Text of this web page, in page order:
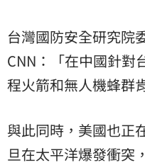
台灣國防安全研究院
CNN：「在中國針對
程火箭和無人機蜂群
與此同時，美國也正
旦在太平洋爆發衝突